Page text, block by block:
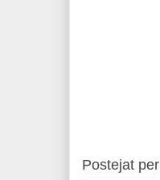
Postejat per